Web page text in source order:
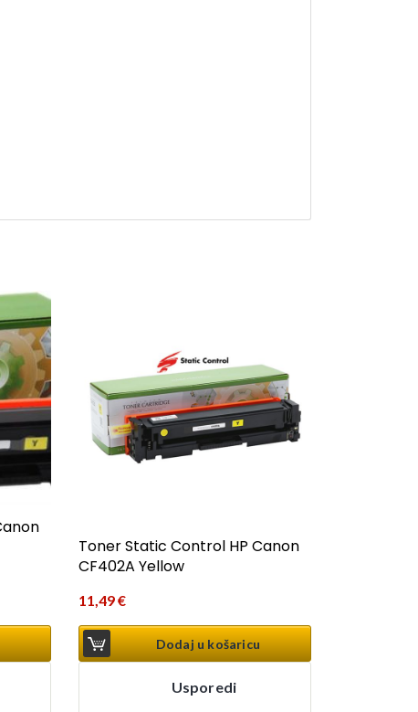
Toner Static Control HP Canon
CF402A Yellow
11,49€
Dodaj u košaricu
Usporedi